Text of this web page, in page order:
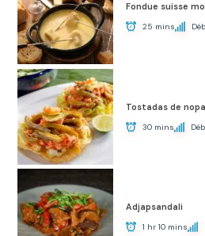
Fondue suisse
25 mins
Tostadas de
30 mins
Adjapsandali
1 hr 10 mins